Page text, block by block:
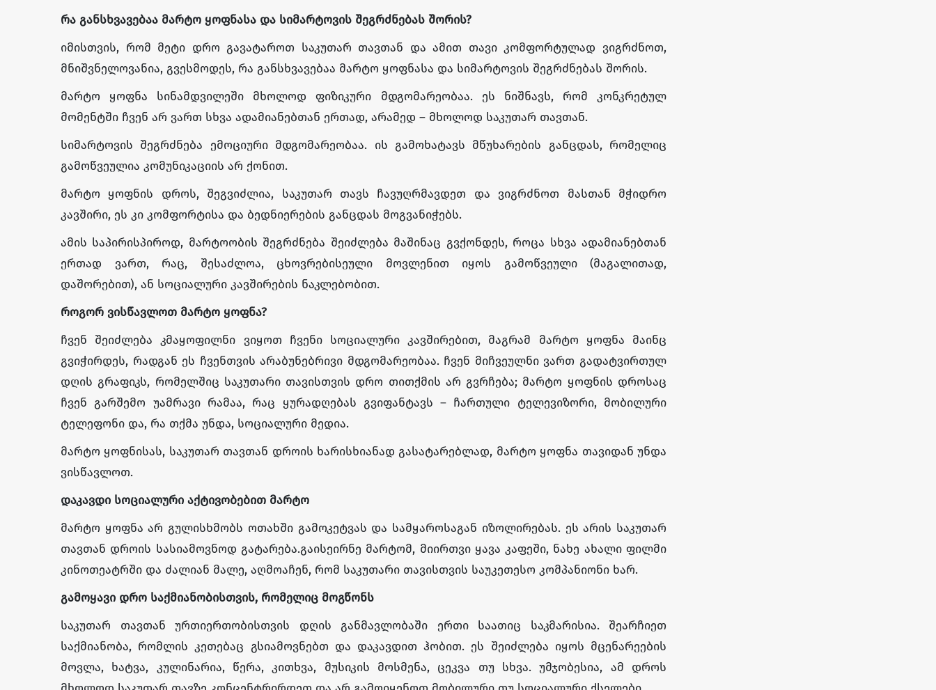
რა განსხვავებაა მარტო ყოფნასა და სიმარტოვის შეგრძნებას შორის?
იმისთვის, რომ მეტი დრო გავატაროთ საკუთარ თავთან და ამით თავი კომფორტულად ვიგრძნოთ,
მნიშვნელოვანია, გვესმოდეს, რა განსხვავებაა მარტო ყოფნასა და სიმარტოვის შეგრძნებას შორის.
მარტო ყოფნა სინამდვილეში მხოლოდ ფიზიკური მდგომარეობაა. ეს ნიშნავს, რომ კონკრეტულ
მომენტში ჩვენ არ ვართ სხვა ადამიანებთან ერთად, არამედ – მხოლოდ საკუთარ თავთან.
სიმარტოვის შეგრძნება ემოციური მდგომარეობაა. ის გამოხატავს მწუხარების განცდას, რომელიც
გამოწვეულია კომუნიკაციის არ ქონით.
მარტო ყოფნის დროს, შეგვიძლია, საკუთარ თავს ჩავუღრმავდეთ და ვიგრძნოთ მასთან მჭიდრო
კავშირი, ეს კი კომფორტისა და ბედნიერების განცდას მოგვანიჭებს.
ამის საპირისპიროდ, მარტოობის შეგრძნება შეიძლება მაშინაც გვქონდეს, როცა სხვა ადამიანებთან
ერთად ვართ, რაც, შესაძლოა, ცხოვრებისეული მოვლენით იყოს გამოწვეული (მაგალითად,
დაშორებით), ან სოციალური კავშირების ნაკლებობით.
როგორ ვისწავლოთ მარტო ყოფნა?
ჩვენ შეიძლება კმაყოფილნი ვიყოთ ჩვენი სოციალური კავშირებით, მაგრამ მარტო ყოფნა მაინც
გვიჭირდეს, რადგან ეს ჩვენთვის არაბუნებრივი მდგომარეობაა. ჩვენ მიჩვეულნი ვართ გადატვირთულ
დღის გრაფიკს, რომელშიც საკუთარი თავისთვის დრო თითქმის არ გვრჩება; მარტო ყოფნის დროსაც
ჩვენ გარშემო უამრავი რამაა, რაც ყურადღებას გვიფანტავს – ჩართული ტელევიზორი, მობილური
ტელეფონი და, რა თქმა უნდა, სოციალური მედია.
მარტო ყოფნისას, საკუთარ თავთან დროის ხარისხიანად გასატარებლად, მარტო ყოფნა თავიდან უნდა
ვისწავლოთ.
დაკავდი სოციალური აქტივობებით მარტო
მარტო ყოფნა არ გულისხმობს ოთახში გამოკეტვას და სამყაროსაგან იზოლირებას. ეს არის საკუთარ
თავთან დროის სასიამოვნოდ გატარება.გაისეირნე მარტომ, მიირთვი ყავა კაფეში, ნახე ახალი ფილმი
კინოთეატრში და ძალიან მალე, აღმოაჩენ, რომ საკუთარი თავისთვის საუკეთესო კომპანიონი ხარ.
გამოყავი დრო საქმიანობისთვის, რომელიც მოგწონს
საკუთარ თავთან ურთიერთობისთვის დღის განმავლობაში ერთი საათიც საკმარისია. შეარჩიეთ
საქმიანობა, რომლის კეთებაც გსიამოვნებთ და დაკავდით ჰობით. ეს შეიძლება იყოს მცენარეების
მოვლა, ხატვა, კულინარია, წერა, კითხვა, მუსიკის მოსმენა, ცეკვა თუ სხვა. უმჯობესია, ამ დროს